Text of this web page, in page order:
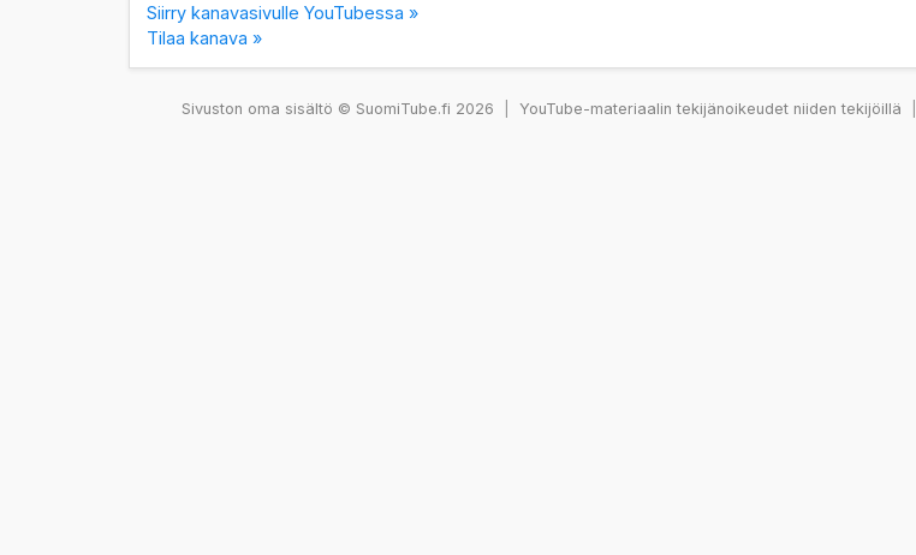
Siirry kanavasivulle YouTubessa »
Tilaa kanava »
Sivuston oma sisältö © SuomiTube.fi 2026 YouTube-materiaalin tekijänoikeudet niiden tekijöillä